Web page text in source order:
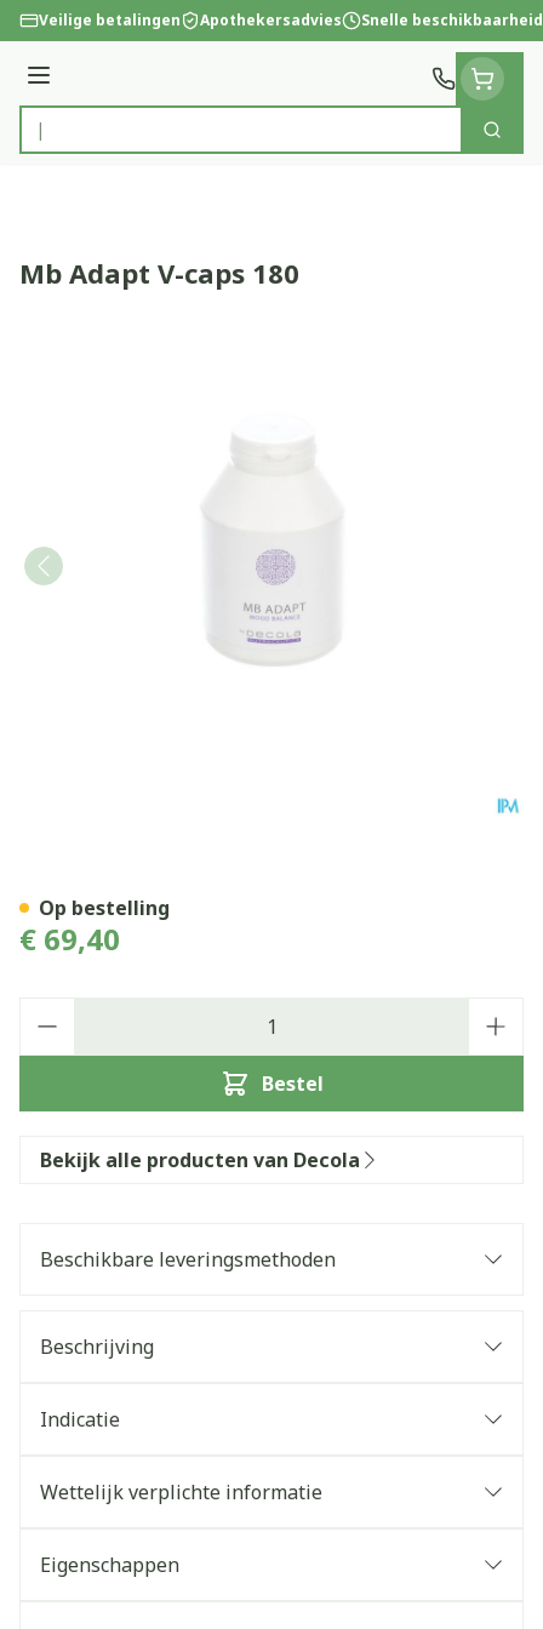
Ga naar de inhoud
Veilige betalingen Apothekersadvies Snelle beschikbaarheid
Menu
Product, merk, categorie...
Zoek
Mb Adapt V-caps 180
€ 69,40
Bestel
Op bestelling
Bekijk alle producten van Decola
Beschikbare leveringsmethoden
Beschrijving
Indicatie
Wettelijk verplichte informatie
Eigenschappen